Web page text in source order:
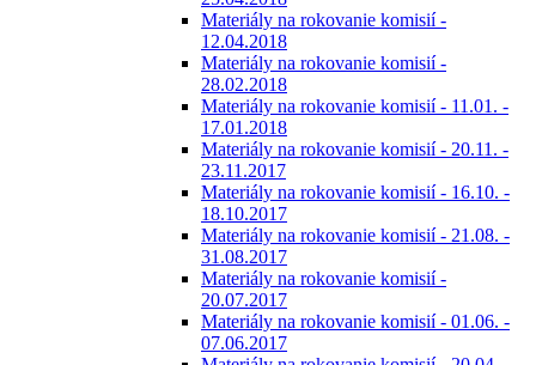
Materiály na rokovanie komisií -
12.04.2018
Materiály na rokovanie komisií -
28.02.2018
Materiály na rokovanie komisií - 11.01. -
17.01.2018
Materiály na rokovanie komisií - 20.11. -
23.11.2017
Materiály na rokovanie komisií - 16.10. -
18.10.2017
Materiály na rokovanie komisií - 21.08. -
31.08.2017
Materiály na rokovanie komisií -
20.07.2017
Materiály na rokovanie komisií - 01.06. -
07.06.2017